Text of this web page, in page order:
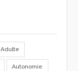
Adulte
Autonomie